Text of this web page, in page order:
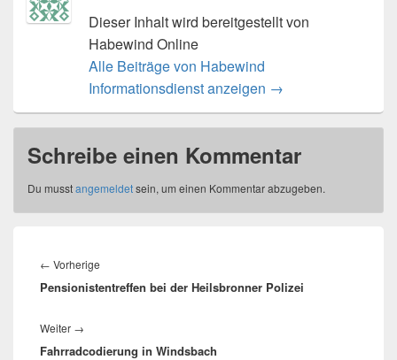
Dieser Inhalt wird bereitgestellt von
Habewind Online
Alle Beiträge von Habewind
Informationsdienst anzeigen →
Schreibe einen Kommentar
Du musstangemeldetsein, um einen Kommentar abzugeben.
← Vorherige
Beitrag:
Pensionistentreffen bei der Heilsbronner Polizei
Weiter →
Beitrag:
Fahrradcodierung in Windsbach